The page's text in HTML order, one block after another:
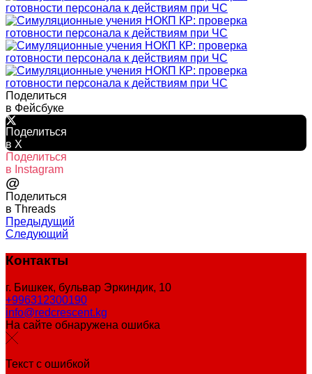
Поделиться
в Фейсбуке
Поделиться
в X
Поделиться
в Instagram
@
Поделиться
в Threads
Предыдущий
Следующий
Контакты
г. Бишкек, бульвар Эркиндик, 10
+996312300190
info@redcrescent.kg
На сайте обнаружена ошибка
Текст с ошибкой